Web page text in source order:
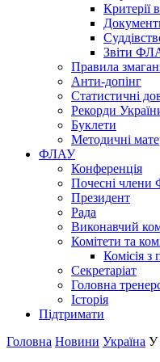
Критерії
Звіти
Правила
Анти-допінг
Статистичні
Рекорди
Буклети
Методичні
ФЛАУ
Конференція
Почесні
Президент
Рада
Виконавчий
Комітети та
Комісія з
Секретаріат
Головна
Історія
Підтримати
Головна Новини Україна У